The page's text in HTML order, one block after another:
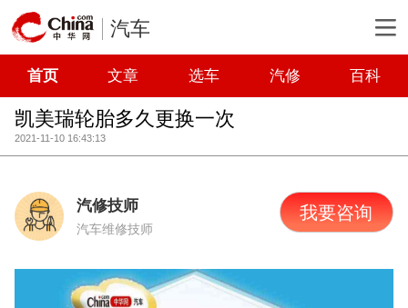
汽车
首页 文章 选车 汽修 百科
凯美瑞轮胎多久更换一次
2021-11-10 16:43:13
汽修技师
汽车维修技师
我要咨询